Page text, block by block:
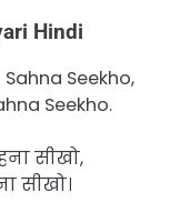
Hindi
Seekho,
Seekho.
सीखो,
सीखो।